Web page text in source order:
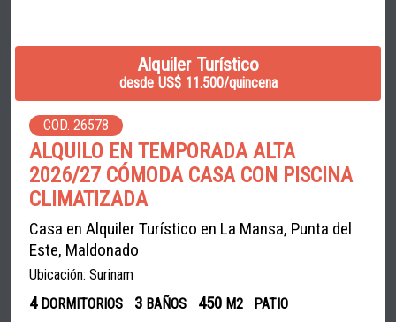
Alquiler Turístico
desde US$ 11.500/quincena
COD. 26578
ALQUILO EN TEMPORADA ALTA
2026/27 CÓMODA CASA CON PISCINA
CLIMATIZADA
Casa en Alquiler Turístico en La Mansa, Punta del
Este, Maldonado
Ubicación: Surinam
4DORMITORIOS 3BAÑOS 450 M2
PATIO